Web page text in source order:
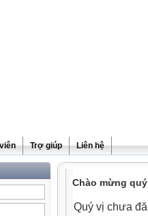
Trợ giúp Liên hệ
Chào mừng
Quý vị chưa